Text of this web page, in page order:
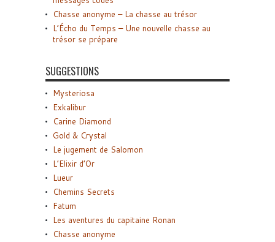
Chasse anonyme – La chasse au trésor
L’Écho du Temps – Une nouvelle chasse au
trésor se prépare
SUGGESTIONS
Mysteriosa
Exkalibur
Carine Diamond
Gold & Crystal
Le jugement de Salomon
L’Elixir d’Or
Lueur
Chemins Secrets
Fatum
Les aventures du capitaine Ronan
Chasse anonyme